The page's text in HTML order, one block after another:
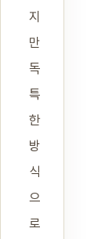
지
만
독
특
한
방
식
으
로